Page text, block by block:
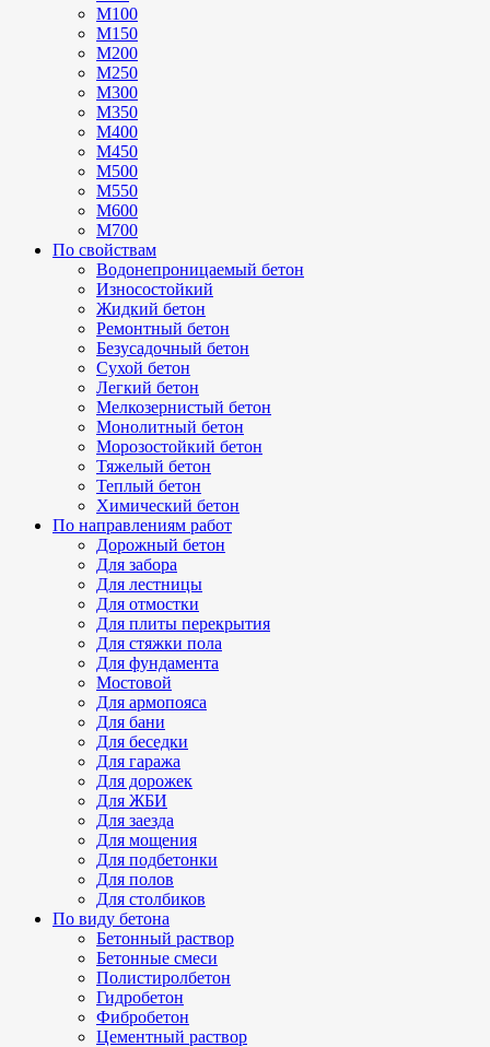
М100
М150
М200
М250
М300
М350
М400
М450
М500
М550
М600
М700
По свойствам
Водонепроницаемый бетон
Износостойкий
Жидкий бетон
Ремонтный бетон
Безусадочный бетон
Сухой бетон
Легкий бетон
Мелкозернистый бетон
Монолитный бетон
Морозостойкий бетон
Тяжелый бетон
Теплый бетон
Химический бетон
По направлениям работ
Дорожный бетон
Для забора
Для лестницы
Для отмостки
Для плиты перекрытия
Для стяжки пола
Для фундамента
Мостовой
Для армопояса
Для бани
Для беседки
Для гаража
Для дорожек
Для ЖБИ
Для заезда
Для мощения
Для подбетонки
Для полов
Для столбиков
По виду бетона
Бетонный раствор
Бетонные смеси
Полистиролбетон
Гидробетон
Фибробетон
Цементный раствор